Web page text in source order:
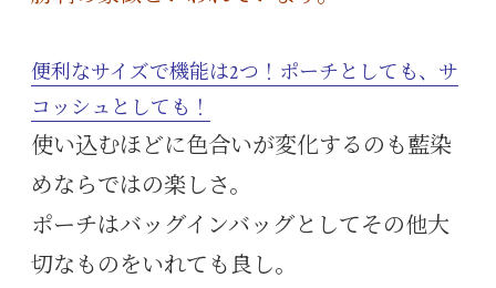
便利なサイズで機能は2つ！ポーチとしても、サ
コッシュとしても！
使い込むほどに色合いが変化するのも藍染
めならではの楽しさ。
ポーチはバッグインバッグとしてその他大
切なものをいれても良し。